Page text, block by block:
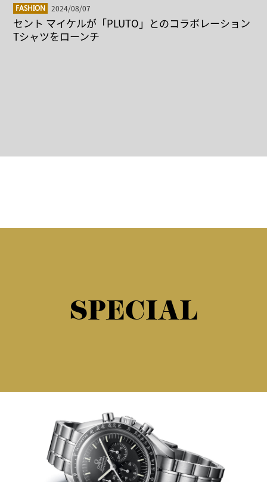
FASHION 2024/08/07
セント マイケルが「PLUTO」とのコラボレーション
Tシャツをローンチ
SPECIAL